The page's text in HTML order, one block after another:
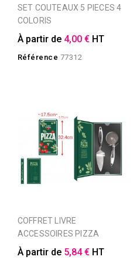
SET COUTEAUX 5 PIECES 4
COLORIS
À partir de 4,00 € HT
Référence 77312
COFFRET LIVRE
ACCESSOIRES PIZZA
À partir de 5,84 € HT